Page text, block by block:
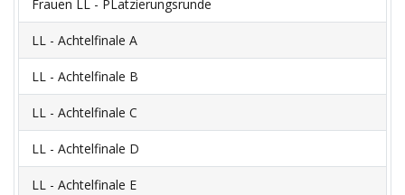
Frauen LL - PLatzierungsrunde
LL - Achtelfinale A
LL - Achtelfinale B
LL - Achtelfinale C
LL - Achtelfinale D
LL - Achtelfinale E